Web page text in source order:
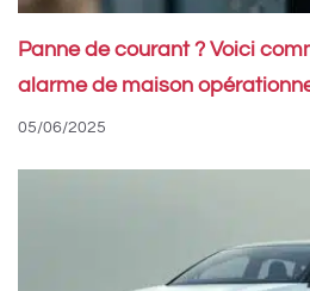
Panne de courant ? Voici
alarme de maison
05/06/2025